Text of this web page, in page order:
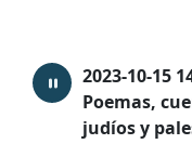
2023-10-15
Poemas,
judíos y